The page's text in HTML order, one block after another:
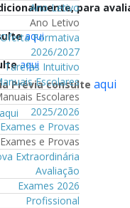
Ano Letivo
Ano Letivo
Oferta Formativa
2026/2027
Tarefas Intuitivo
Escolares
Escolares
2025/2026
Exames e Provas
Exames e Provas
Extraordinária
Avaliação
Exames 2026
Profissional
para
aqui
aqui
Prévia consulte aqui
aqui